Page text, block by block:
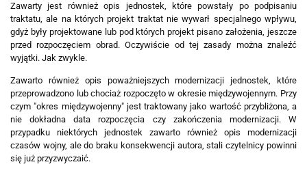
Zawarty jest również opis jednostek, które powstały po podpisaniu
traktatu, ale na których projekt traktat nie wywarł specjalnego wpływu,
gdyż były projektowane lub pod których projekt pisano założenia, jeszcze
przed rozpoczęciem obrad. Oczywiście od tej zasady można znaleźć
wyjątki. Jak zwykle.
Zawarto również opis poważniejszych modernizacji jednostek, które
przeprowadzono lub chociaż rozpoczęto w okresie międzywojennym. Przy
czym "okres międzywojenny" jest traktowany jako wartość przybliżona, a
nie dokładna data rozpoczęcia czy zakończenia modernizacji. W
przypadku niektórych jednostek zawarto również opis modernizacji
czasów wojny, ale do braku konsekwencji autora, stali czytelnicy powinni
się już przyzwyczaić.